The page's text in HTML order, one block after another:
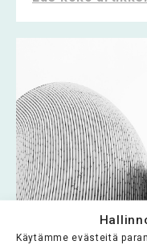
Käytämme evästeitä